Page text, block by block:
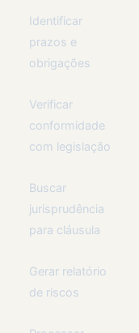
Identificar
prazos e
obrigações
Verificar
conformidade
com legislação
Buscar
jurisprudência
para cláusula
Gerar relatório
de riscos